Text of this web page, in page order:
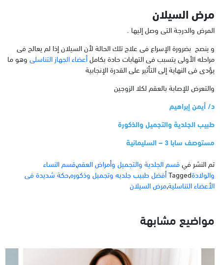
مرض السيلان
المرض والدرجة التى وصل إليها .
و ينصح بضرورة الإسراع فى علاج تلك الحالة لأن السيلان إذا لم يعالج فى
مراحله الأولى يتسبب فى التهابات حادة بكاملأعضاء الجهاز التناسلى وهو ما
يؤدى فى النهاية إلى التأثير على القدرة الإنجابية
والتعرض للإصابة بالعقم لكلا الزوجين
د/ أيمن إبراهيم
طبيب الجلدية والتجميل والذكورة
مستوصف سابا 3 – السليمانية
تم النشر فيقسم الجلدية والتجميل وأمراض العقم,قسم النساء
والولادةTaggedأفضل طبيب جلديه وتجميل وذكوره,حكة شديدة فى
الأعضاء التناسلية,مرض السيلان
مواضيع مشابهة